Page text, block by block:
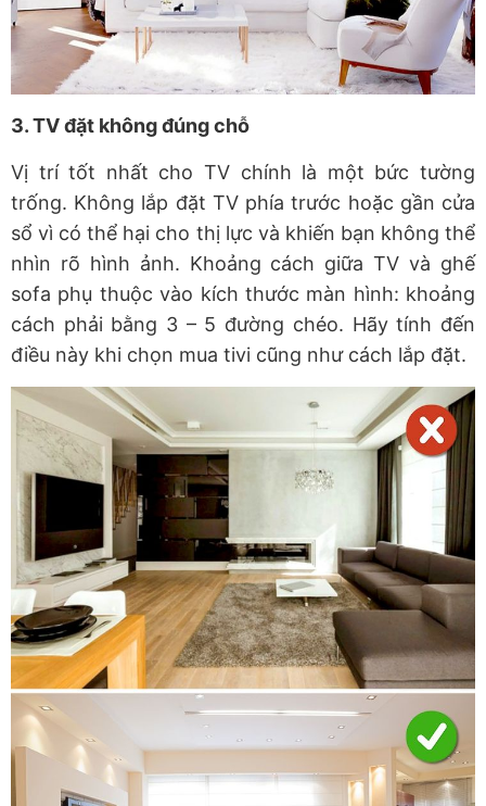
3. TV đặt không đúng chỗ
Vị trí tốt nhất cho TV chính là một bức tường
trống. Không lắp đặt TV phía trước hoặc gần cửa
sổ vì có thể hại cho thị lực và khiến bạn không thể
nhìn rõ hình ảnh. Khoảng cách giữa TV và ghế
sofa phụ thuộc vào kích thước màn hình: khoảng
cách phải bằng 3 – 5 đường chéo. Hãy tính đến
điều này khi chọn mua tivi cũng như cách lắp đặt.